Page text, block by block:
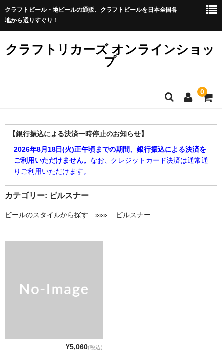
クラフトビール・地ビールの通販、クラフトビールを日本全国各
地から選りすぐり！
クラフトリカーズ オンラインショッ
プ
0
ショップTOP
▼ メーカー別
▼ ビアスタイル別
【銀行振込による決済一時停止のお知らせ】
2026年8月18日(火)正午頃までの期間、銀行振込による決済を
ご利用いただけません。 なお、クレジットカード決済は通常通
りご利用いただけます。
カテゴリー: ピルスナー
ビールのスタイルから探す »»» ピルスナー
¥5,060(税込)